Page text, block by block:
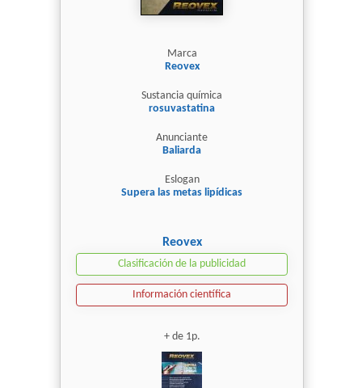
Marca
Reovex
Sustancia química
rosuvastatina
Anunciante
Baliarda
Eslogan
Supera las metas lipídicas
Reovex
Clasificación de la publicidad
Información científica
+ de 1p.